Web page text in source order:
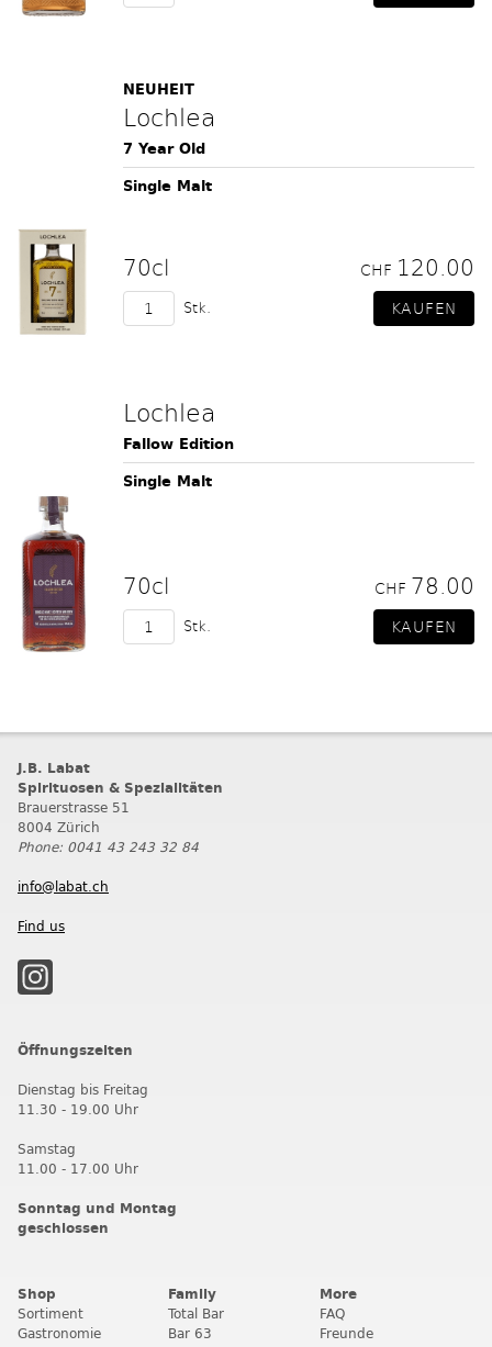
NEUHEIT
Lochlea
7 Year Old
Single Malt
70cl CHF 120.00
Stk.
Lochlea
Fallow Edition
Single Malt
70cl CHF 78.00
Stk.
J.B. Labat
Spirituosen & Spezialitäten
Brauerstrasse 51
8004 Zürich
Phone: 0041 43 243 32 84
info@labat.ch
Find us
Öffnungszeiten
Dienstag bis Freitag
11.30 - 19.00 Uhr
Samstag
11.00 - 17.00 Uhr
Sonntag und Montag
geschlossen
Shop
Sortiment
Gastronomie
Family
Total Bar
Bar 63
More
FAQ
Freunde